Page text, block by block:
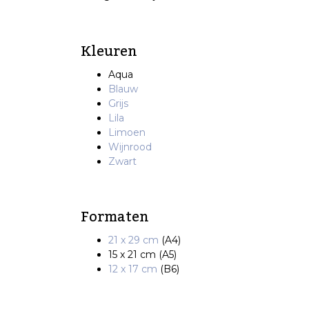
Kleuren
Aqua
Blauw
Grijs
Lila
Limoen
Wijnrood
Zwart
Formaten
21 x 29 cm (A4)
15 x 21 cm (A5)
12 x 17 cm (B6)